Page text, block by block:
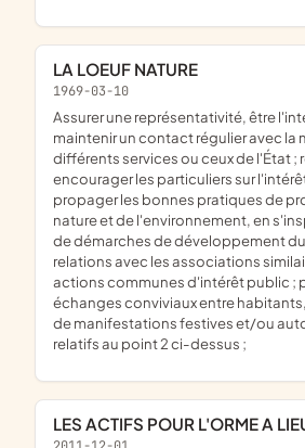
LA LOEUF NATURE
1969-03-10
assurer une représentativité, être l'interlocuteur et
maintenir un contact régulier avec la
différents services ou ceux de l'État ;
encourager les particuliers sur
propager les bonnes pratiques de
nature et de l'environnement, en
de démarches de développement
relations avec les associations
actions communes d'intérêt public ;
échanges conviviaux entre
de manifestations festives et/ou
relatifs au point 2 ci-dessus ;
LES ACTIFS POUR L'ORME A